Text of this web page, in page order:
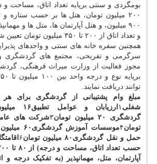
۹۰۰ میلیون، و هتل آپارتمان ها، متل ها و
و تعداد اتاق از ۲۰۰ تا ۳۵۰ میلیون تومان تعیین شده است.
همچنین سفره خانه های سنتی و واحدهای
سرگرمی و تفریحی، مجتمع های گردشگری
مجوز فعالیت از وزارت میراث فرهنگی،
توانند دریافت نمایند.
مبلغ وام پشتیبانی از گردشگری برای
شغلی ۱ ارزیابان و عوامل تطبیق۱۶ میلیون تومان
گردشگری
۲۰ میلیون تومان ۳شرکت های
تومان۴موسسات آموزش گردشگری ۶۰ میلیون تومان
حمل و نقل گردشگری ۸۰ میلیون تومان ۶
حسب تعداد اتاق، مساحت و درجه) از ۸۰ تا ۲۰۰ میلیون تومان
آپارتمان، متل، مهمانپذیر (به تفکیک درجه و